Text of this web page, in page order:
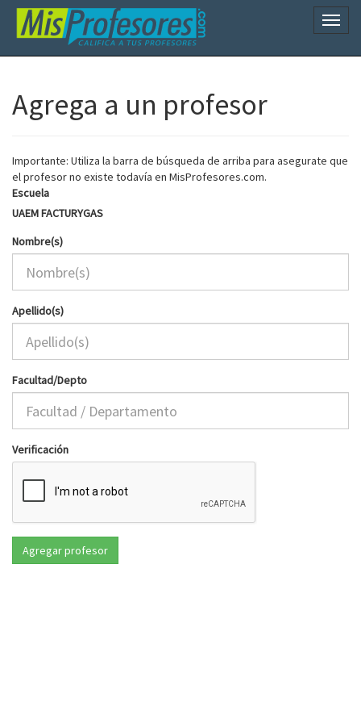
Agrega a un profesor
Importante: Utiliza la barra de búsqueda de arriba para asegurate que
el profesor no existe todavía en MisProfesores.com.
Escuela
UAEM FACTURYGAS
Nombre(s)
Apellido(s)
Facultad/Depto
Verificación